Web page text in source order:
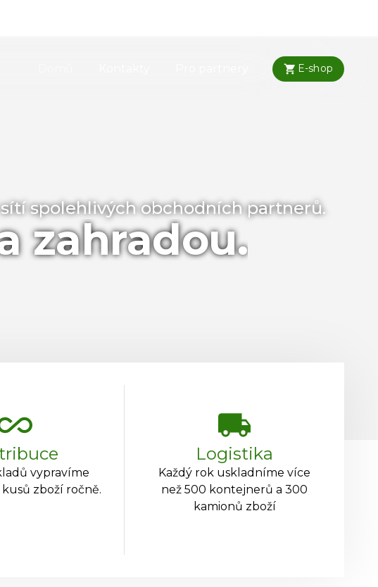
E-shop
spolehlivých obchodních partnerů.
zahradou.
vypravíme
zboží ročně.
Logistika
Každý rok uskladníme více
než 500 kontejnerů a 300
kamionů zboží